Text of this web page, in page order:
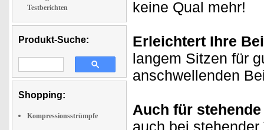
Testberichten
Produkt-Suche:
Shopping:
Kompressionsstrümpfe
keine Qual mehr!
Erleichtert Ihre
langem Sitzen für
anschwellenden
Auch für
auch bei